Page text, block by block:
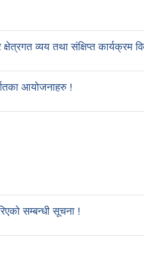
व्यय तथा संक्षिप्त कार्यक्रम
आयोजनाहरु !
सम्बन्धी सूचना !